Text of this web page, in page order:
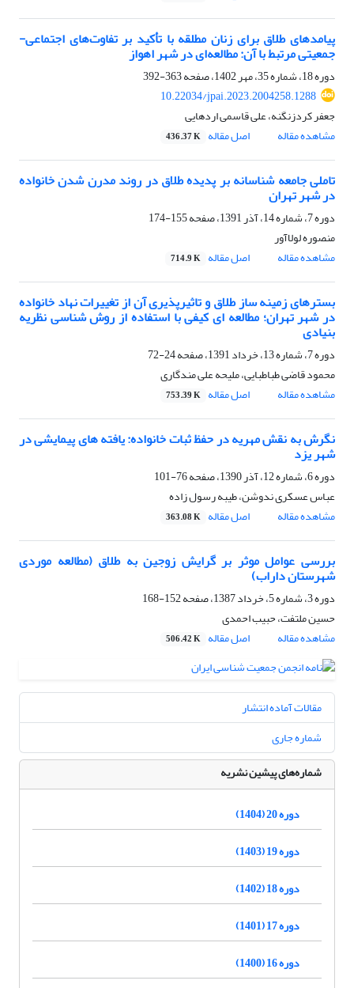
پیامدهای طلاق برای زنان مطلقه با تأکید بر تفاوت‌های اجتماعی-
جمعیتی مرتبط با آن: مطالعه‌ای در شهر اهواز
دوره 18، شماره 35، مهر 1402، صفحه
363-392
10.22034/jpai.2023.2004258.1288
جعفر کردزنگنه، علی قاسمی اردهایی
مشاهده مقاله
اصل مقاله 436.37 K
تاملی جامعه شناسانه بر پدیده طلاق در روند مدرن شدن خانواده
در شهر تهران
دوره 7، شماره 14، آذر 1391، صفحه
155-174
منصوره لولاآور
مشاهده مقاله
اصل مقاله 714.9 K
بسترهای زمینه ساز طلاق و تاثیرپذیری آن از تغییرات نهاد خانواده
در شهر تهران؛ مطالعه ای کیفی با استفاده از روش شناسی نظریه
بنیادی
دوره 7، شماره 13، خرداد 1391، صفحه
24-72
محمود قاضی طباطبایی، ملیحه علی مندگاری
مشاهده مقاله
اصل مقاله 753.39 K
نگرش به نقش مهریه در حفظ ثبات خانواده: یافته های پیمایشی در
شهر یزد
دوره 6، شماره 12، آذر 1390، صفحه
76-101
عباس عسکری ندوشن، طیبه رسول زاده
مشاهده مقاله
اصل مقاله 363.08 K
بررسی عوامل موثر بر گرایش زوجین به طلاق (مطالعه موردی
شهرستان داراب)
دوره 3، شماره 5، خرداد 1387، صفحه
152-168
حسین ملتفت، حبیب احمدی
مشاهده مقاله
اصل مقاله 506.42 K
مقالات آماده انتشار
شماره جاری
شماره‌های پیشین نشریه
دوره 20 (1404)
دوره 19 (1403)
دوره 18 (1402)
دوره 17 (1401)
دوره 16 (1400)